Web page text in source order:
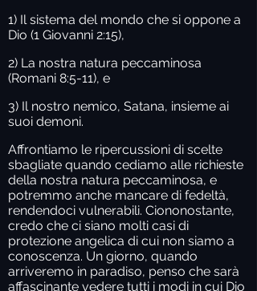
1) Il sistema del mondo che si oppone a
Dio (1 Giovanni 2:15),
2) La nostra natura peccaminosa
(Romani 8:5-11), e
3) Il nostro nemico, Satana, insieme ai
suoi demoni.
Affrontiamo le ripercussioni di scelte
sbagliate quando cediamo alle richieste
della nostra natura peccaminosa, e
potremmo anche mancare di fedeltà,
rendendoci vulnerabili. Ciononostante,
credo che ci siano molti casi di
protezione angelica di cui non siamo a
conoscenza. Un giorno, quando
arriveremo in paradiso, penso che sarà
affascinante vedere tutti i modi in cui Dio